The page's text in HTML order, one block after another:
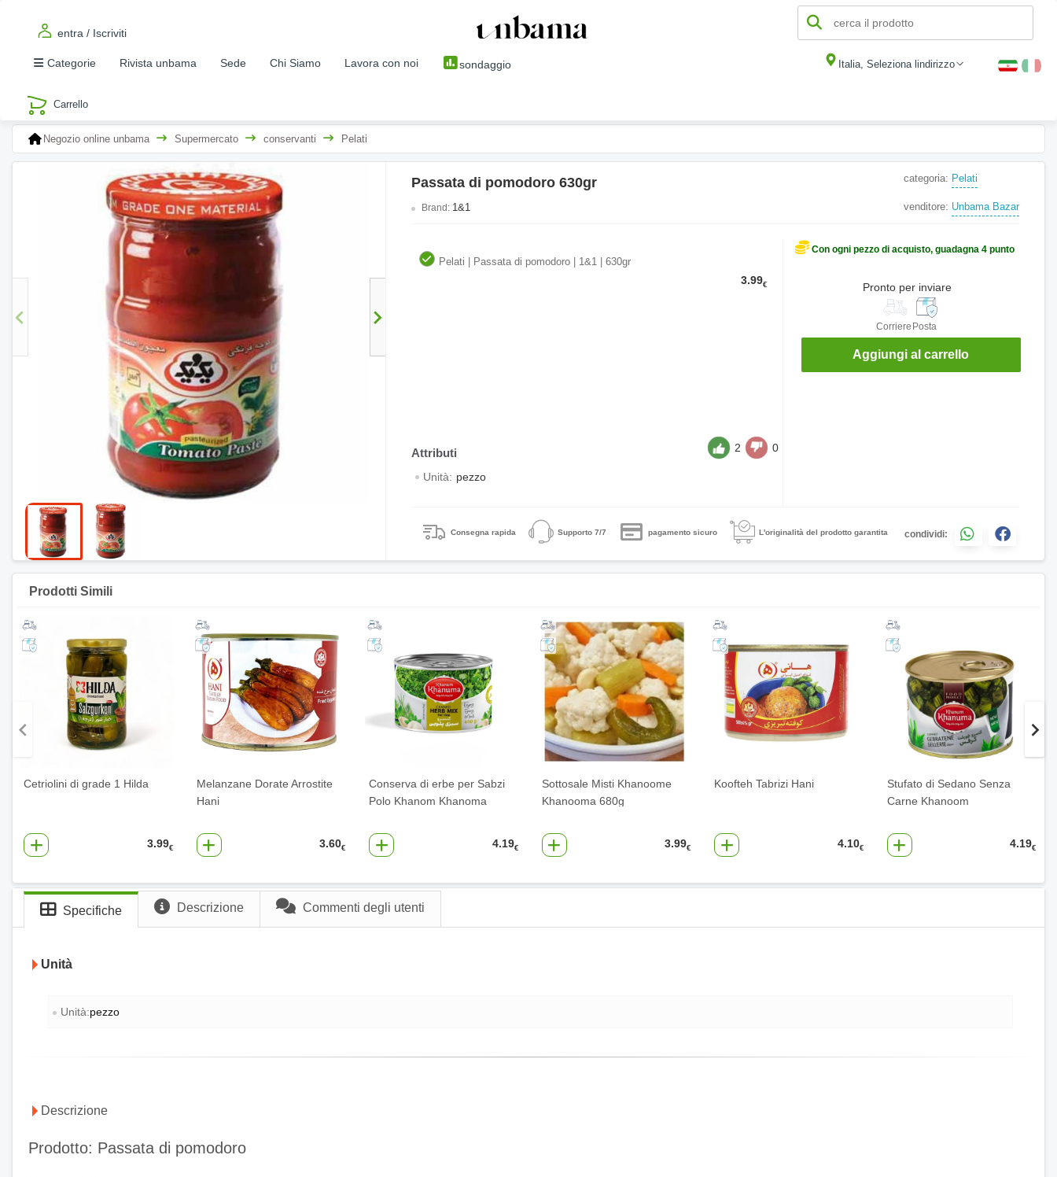
entra / Iscriviti
Categorie Rivista unbama Sede Chi Siamo Lavora con noi sondaggio Italia, Seleziona lindirizzo
Negozio online unbama Supermercato conservanti Pelati
Passata di pomodoro 630gr
Brand: 1&1
categoria: Pelati
venditore: Unbama Bazar
Pelati | Passata di pomodoro | 1&1 | 630gr
3.99€
Unità: pezzo
2 0
Con ogni pezzo di acquisto, guadagna 4 punto
Pronto per inviare
Corriere Posta
Aggiungi al carrello
Consegna rapida Supporto 7/7 pagamento sicuro L'originalità del prodotto garantita condividi:
Prodotti Simili
Cetriolini di grade 1 Hilda
3.99€
Melanzane Dorate Arrostite
Hani
3.60€
Conserva di erbe per Sabzi
Polo Khanom Khanoma
4.19€
Sottosale Misti Khanoome
Khanooma 680g
3.99€
Koofteh Tabrizi Hani
4.10€
Stufato di Sedano Senza
Carne Khanoom
4.19€
Specifiche Descrizione Commenti degli utenti
Unità
Unità:pezzo
Descrizione
Prodotto: Passata di pomodoro